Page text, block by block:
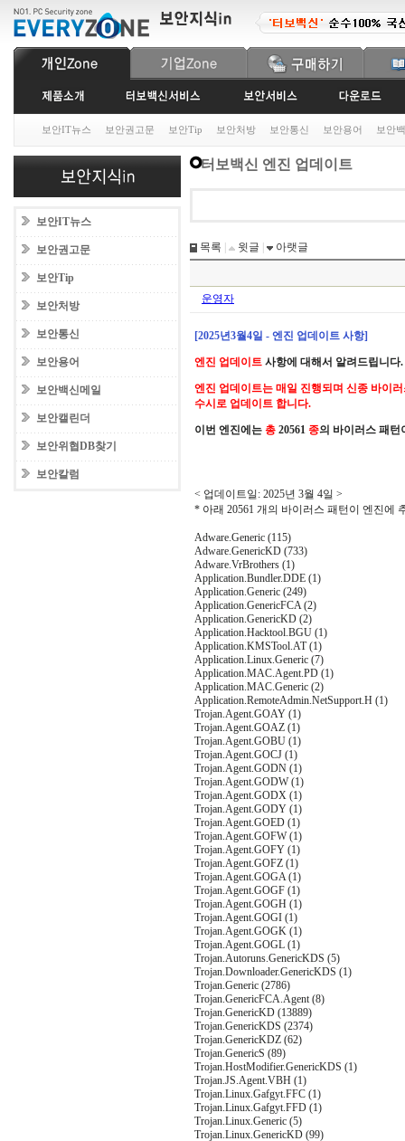
보안IT뉴스 보안권고문 보안Tip 보안처방 보안통신 보안용어 보안
보안IT뉴스
보안권고문
보안Tip
보안처방
보안통신
보안용어
보안백신메일
보안캘린더
보안위협DB찾기
보안칼럼
터보백신 엔진 업데이트
목록 윗글 아랫글
운영자
[2025년3월4일 - 엔진 업데이트 사항]
엔진 업데이트 사항에 대해서 알려드립니다.
엔진 업데이트는 매일 진행되며 신종 바이
수시로 업데이트 합니다.
이번 엔진에는 총 20561 종의 바이러스 패턴
< 업데이트일: 2025년 3월 4일 >
* 아래 20561 개의 바이러스 패턴이 엔진에
Adware.Generic (115)
Adware.GenericKD (733)
Adware.VrBrothers (1)
Application.Bundler.DDE (1)
Application.Generic (249)
Application.GenericFCA (2)
Application.GenericKD (2)
Application.Hacktool.BGU (1)
Application.KMSTool.AT (1)
Application.Linux.Generic (7)
Application.MAC.Agent.PD (1)
Application.MAC.Generic (2)
Application.RemoteAdmin.NetSupport.H (1)
Trojan.Agent.GOAY (1)
Trojan.Agent.GOAZ (1)
Trojan.Agent.GOBU (1)
Trojan.Agent.GOCJ (1)
Trojan.Agent.GODN (1)
Trojan.Agent.GODW (1)
Trojan.Agent.GODX (1)
Trojan.Agent.GODY (1)
Trojan.Agent.GOED (1)
Trojan.Agent.GOFW (1)
Trojan.Agent.GOFY (1)
Trojan.Agent.GOFZ (1)
Trojan.Agent.GOGA (1)
Trojan.Agent.GOGF (1)
Trojan.Agent.GOGH (1)
Trojan.Agent.GOGI (1)
Trojan.Agent.GOGK (1)
Trojan.Agent.GOGL (1)
Trojan.Autoruns.GenericKDS (5)
Trojan.Downloader.GenericKDS (1)
Trojan.Generic (2786)
Trojan.GenericFCA.Agent (8)
Trojan.GenericKD (13889)
Trojan.GenericKDS (2374)
Trojan.GenericKDZ (62)
Trojan.GenericS (89)
Trojan.HostModifier.GenericKDS (1)
Trojan.JS.Agent.VBH (1)
Trojan.Linux.Gafgyt.FFC (1)
Trojan.Linux.Gafgyt.FFD (1)
Trojan.Linux.Generic (5)
Trojan.Linux.GenericKD (99)